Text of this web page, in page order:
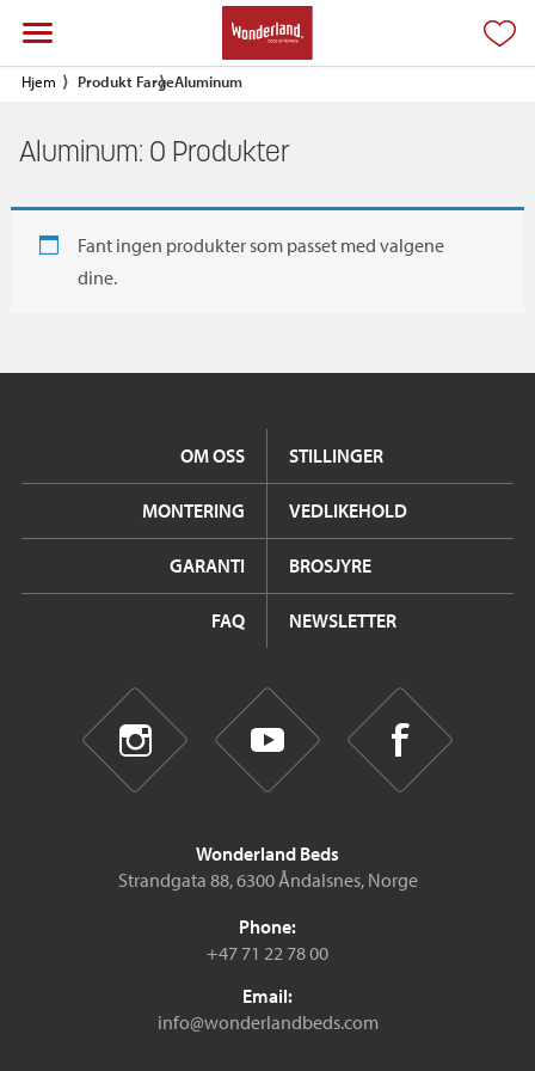
Hjem Produkt FargeAluminum
Aluminum: 0 Produkter
Fant ingen produkter som passet med valgene
dine.
OM OSS STILLINGER
MONTERING VEDLIKEHOLD
GARANTI BROSJYRE
FAQ NEWSLETTER
Wonderland Beds
Strandgata 88, 6300 Åndalsnes, Norge
Phone:
+47 71 22 78 00
Email:
info@wonderlandbeds.com